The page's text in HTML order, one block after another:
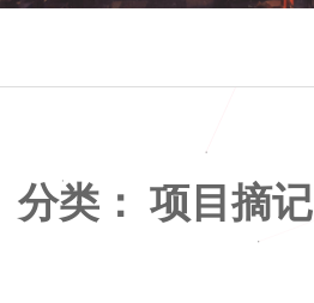
项目摘记
分类： 项目摘记